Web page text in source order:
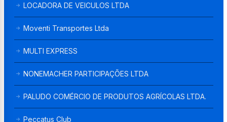
LOCADORA DE VEICULOS LTDA
Moventi Transportes Ltda
MULTI EXPRESS
NONEMACHER PARTICIPAÇÕES LTDA
PALUDO COMÉRCIO DE PRODUTOS AGRÍCOLAS LTDA.
Peccatus Club